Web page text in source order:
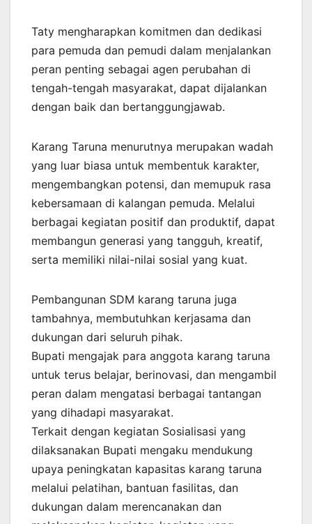
Taty mengharapkan komitmen dan dedikasi
para pemuda dan pemudi dalam menjalankan
peran penting sebagai agen perubahan di
tengah-tengah masyarakat, dapat dijalankan
dengan baik dan bertanggungjawab.
Karang Taruna menurutnya merupakan wadah
yang luar biasa untuk membentuk karakter,
mengembangkan potensi, dan memupuk rasa
kebersamaan di kalangan pemuda. Melalui
berbagai kegiatan positif dan produktif, dapat
membangun generasi yang tangguh, kreatif,
serta memiliki nilai-nilai sosial yang kuat.
Pembangunan SDM karang taruna juga
tambahnya, membutuhkan kerjasama dan
dukungan dari seluruh pihak.
Bupati mengajak para anggota karang taruna
untuk terus belajar, berinovasi, dan mengambil
peran dalam mengatasi berbagai tantangan
yang dihadapi masyarakat.
Terkait dengan kegiatan Sosialisasi yang
dilaksanakan Bupati mengaku mendukung
upaya peningkatan kapasitas karang taruna
melalui pelatihan, bantuan fasilitas, dan
dukungan dalam merencanakan dan